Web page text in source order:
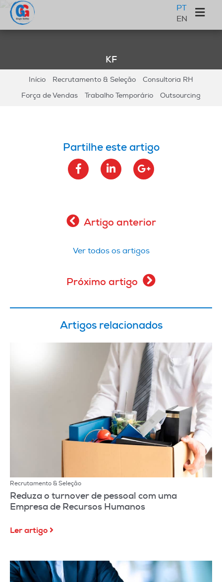
Saltar
para
o
Skip
main
Saltar
para
a Galileu
PT
EN
KF
Início Recrutamento & Seleção
Consultoria RH
Força de Vendas
Trabalho Temporário Outsourcing
Partilhe este artigo
Artigo anterior
Ver todos os artigos
Próximo artigo
Artigos relacionados
Recrutamento & Seleção
Reduza o turnover de pessoal com uma
Empresa de Recursos Humanos
Ler artigo
Sidebar
primária